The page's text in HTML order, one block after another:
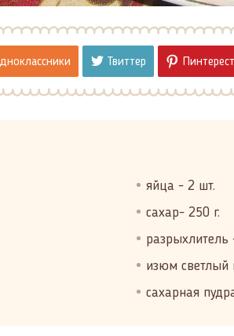
Твиттер Пинтерест
яйца - 2 шт.
сахар- 250 г.
разрыхлитель
изюм светлый
сахарная